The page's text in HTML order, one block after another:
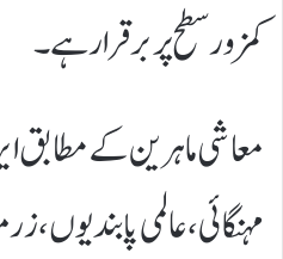
کمزور سطح پر برقرار ہے۔
معاشی ماہرین کے مطابق
مہنگائی، عالمی پابندیوں،